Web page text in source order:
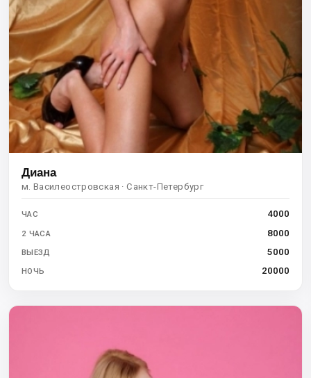
Диана
м. Василеостровская · Санкт-Петербург
ЧАС 4000
2 ЧАСА 8000
ВЫЕЗД 5000
НОЧЬ 20000